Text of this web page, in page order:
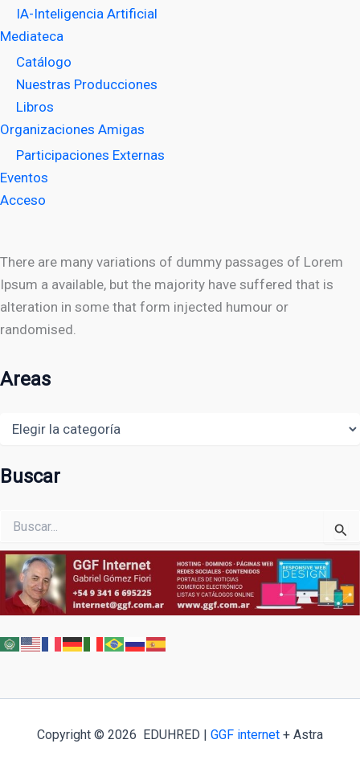
IA-Inteligencia Artificial
Mediateca
Catálogo
Nuestras Producciones
Libros
Organizaciones Amigas
Participaciones Externas
Eventos
Acceso
There are many variations of dummy passages of Lorem
Ipsum a available, but the majority have suffered that is
alteration in some that form injected humour or
randomised.
Areas
Buscar
por:
Copyright © 2026 EDUHRED | GGF internet + Astra